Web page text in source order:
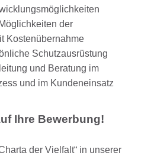
der
Kostenübernahme
Schutzausrüstung
und Beratung im
und im Kundeneinsatz
Ihre Bewerbung!
der Vielfalt“ in unserer